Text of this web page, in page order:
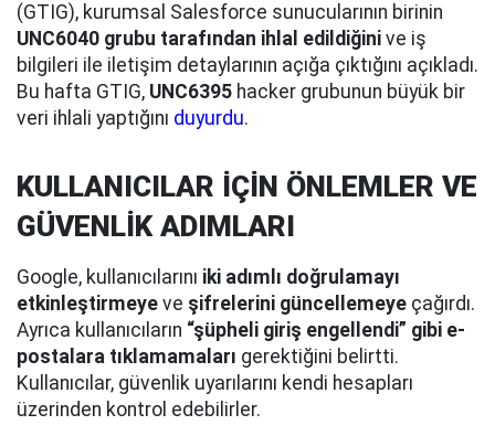
(GTIG), kurumsal Salesforce sunucularının birinin
UNC6040 grubu tarafından ihlal edildiğini ve iş
bilgileri ile iletişim detaylarının açığa çıktığını açıkladı.
Bu hafta GTIG, UNC6395 hacker grubunun büyük bir
veri ihlali yaptığını duyurdu.
KULLANICILAR İÇİN ÖNLEMLER VE
GÜVENLİK ADIMLARI
Google, kullanıcılarını iki adımlı doğrulamayı
etkinleştirmeye ve şifrelerini güncellemeye çağırdı.
Ayrıca kullanıcıların “şüpheli giriş engellendi” gibi e-
postalara tıklamamaları gerektiğini belirtti.
Kullanıcılar, güvenlik uyarılarını kendi hesapları
üzerinden kontrol edebilirler.